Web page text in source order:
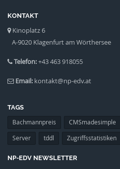
KONTAKT
Kinoplatz 6
A-9020 Klagenfurt am Wörthersee
Telefon:+43 463 918055
Email: kontakt@np-edv.at
TAGS
Bachmannpreis CMSmadesimple
Server
tddl Zugriffsstatistiken
NP-EDV NEWSLETTER